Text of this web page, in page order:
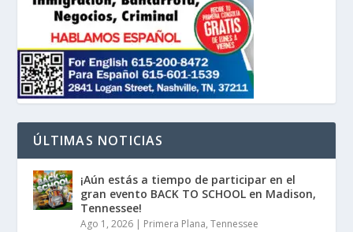
ÚLTIMAS NOTICIAS
¡Aún estás a tiempo de participar en el
gran evento BACK TO SCHOOL en Madison,
Tennessee!
Ago 1, 2026 | Primera Plana,Tennessee